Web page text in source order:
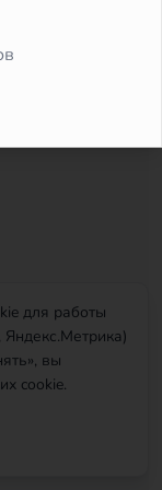
для работы
Яндекс.Метрика)
вы
cookie.